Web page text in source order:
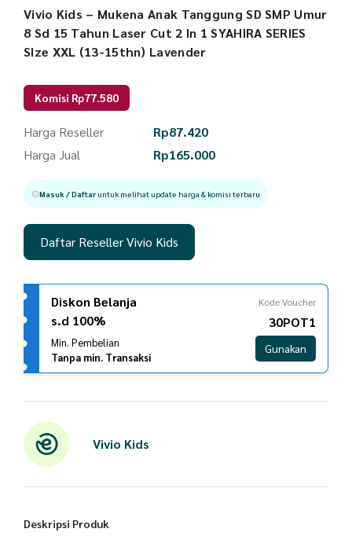
Vivio Kids – Mukena Anak Tanggung SD SMP Umur
8 Sd 15 Tahun Laser Cut 2 In 1 SYAHIRA SERIES
SIze XXL (13-15thn) Lavender
Komisi Rp77.580
Harga Reseller Rp87.420
Harga Jual
Rp165.000
Masuk / Daftaruntuk melihat update harga & komisi terbaru
Daftar Reseller Vivio Kids
Diskon Belanja
s.d 100%
Min. Pembelian
Tanpa min. Transaksi
Kode Voucher
30POT1
Gunakan
Vivio Kids
Deskripsi Produk